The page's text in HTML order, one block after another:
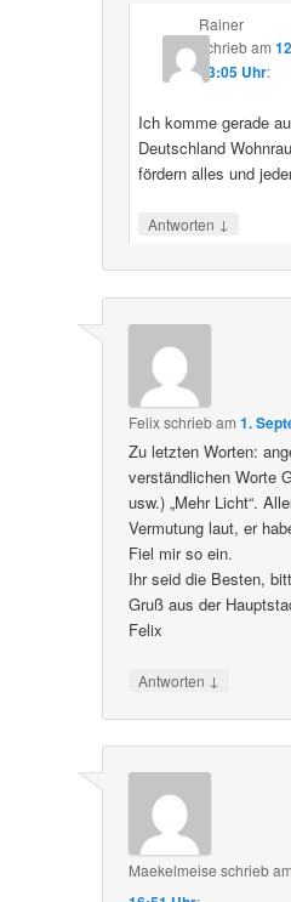
Rainer
schriebam
23:05 Uhr:
Ich komme gerade
Deutschland
fördern alles und
Antworten ↓
Felixschriebam1.
Zu letzten Worten:
verständlichen Worte
usw.) „Mehr Licht“.
Vermutung laut, er
Fiel mir so ein.
Ihr seid die Besten,
Gruß aus der
Felix
Antworten ↓
Maekelmeise schrieb